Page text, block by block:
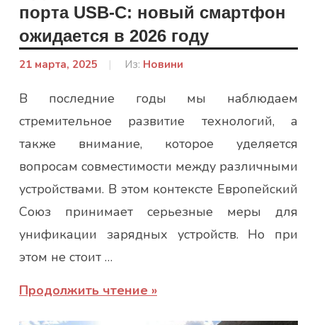
порта USB-C: новый смартфон
ожидается в 2026 году
21 марта, 2025
От:
Из: Новини
В последние годы мы наблюдаем
стремительное развитие технологий, а
также внимание, которое уделяется
вопросам совместимости между различными
устройствами. В этом контексте Европейский
Союз принимает серьезные меры для
унификации зарядных устройств. Но при
этом не стоит …
Продолжить чтение